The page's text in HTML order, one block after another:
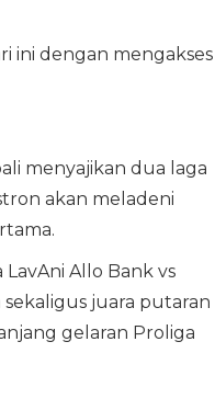
ini dengan mengakses
menyajikan dua laga
akan meladeni
Allo Bank vs
juara putaran
gelaran Proliga